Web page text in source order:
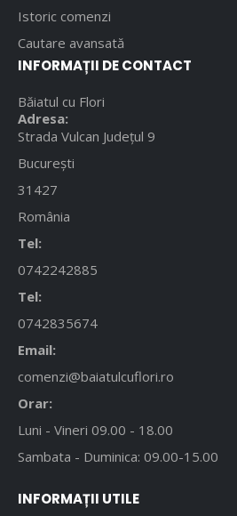
Istoric comenzi
Cautare avansată
INFORMAȚII DE CONTACT
Băiatul cu Flori
Adresa:
Strada Vulcan Județul 9
București
31427
România
Tel:
0742242885
Tel:
0742835674
Email:
comenzi@baiatulcuflori.ro
Orar:
Luni - Vineri 09.00 - 18.00
Sambata - Duminica: 09.00-15.00
INFORMAȚII UTILE